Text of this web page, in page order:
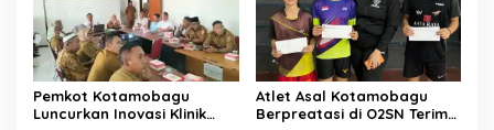
Pemkot Kotamobagu
Luncurkan Inovasi Klinik
Atlet Asal Kotamobagu
Berpreatasi di O2SN Terima